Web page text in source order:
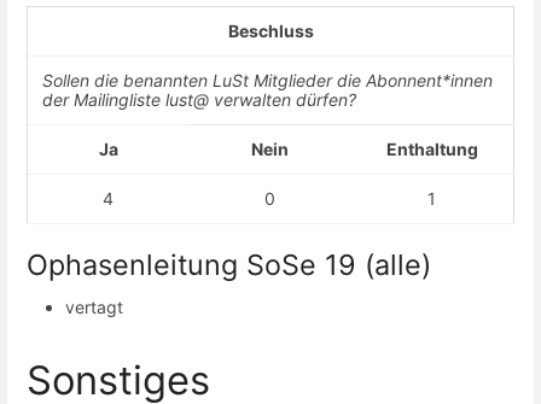
Beschluss
Sollen die benannten LuSt Mitglieder die Abonnent*innen
der Mailingliste lust@ verwalten dürfen?
Ja Nein Enthaltung
4 0 1
Ophasenleitung SoSe 19 (alle)
vertagt
Sonstiges